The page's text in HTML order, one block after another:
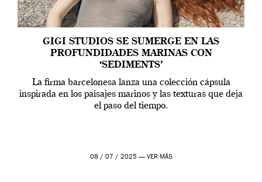
GIGI STUDIOS SE SUMERGE EN LAS
PROFUNDIDADES MARINAS CON
‘SEDIMENTS’
La firma barcelonesa lanza una colección cápsula
inspirada en los paisajes marinos y las texturas que deja
el paso del tiempo.
08 / 07 / 2025 — VER MÁS